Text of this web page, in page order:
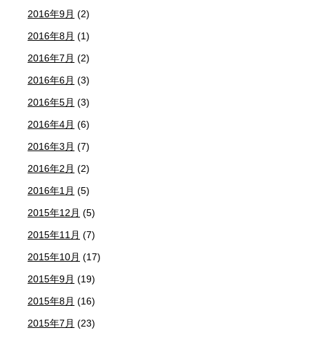
2016年9月 (2)
2016年8月 (1)
2016年7月 (2)
2016年6月 (3)
2016年5月 (3)
2016年4月 (6)
2016年3月 (7)
2016年2月 (2)
2016年1月 (5)
2015年12月 (5)
2015年11月 (7)
2015年10月 (17)
2015年9月 (19)
2015年8月 (16)
2015年7月 (23)